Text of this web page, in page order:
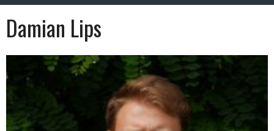
Damian Lips